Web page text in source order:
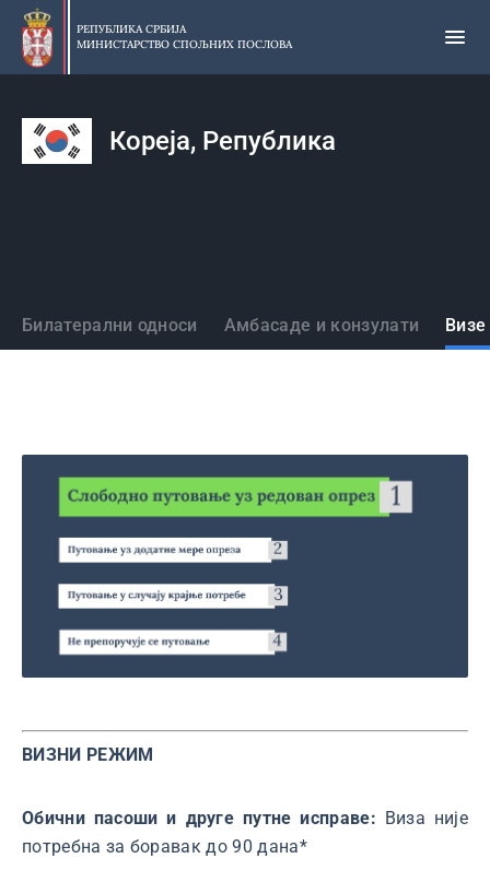
Прескочи
главни
део
РЕПУБЛИКА СРБИЈА
МИНИСТАРСТВО СПОЉНИХ ПОСЛОВА
Кореја, Република
Државе
Билатерални односи Амбасаде и конзулати
ВИЗНИ РЕЖИМ
Обични пасоши и друге путне исправе: Виза није
потребна за боравак до 90 дана*